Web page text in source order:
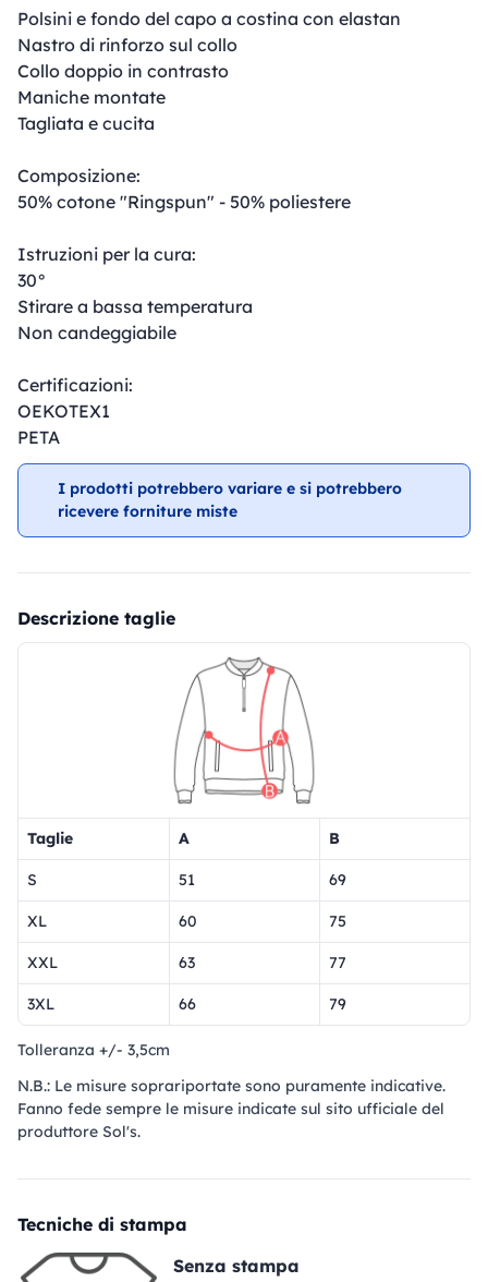
Polsini e fondo del capo a costina con elastan
Nastro di rinforzo sul collo
Collo doppio in contrasto
Maniche montate
Tagliata e cucita
Composizione:
50% cotone "Ringspun" - 50% poliestere
Istruzioni per la cura:
30°
Stirare a bassa temperatura
Non candeggiabile
Certificazioni:
OEKOTEX1
PETA
I prodotti potrebbero variare e si potrebbero
ricevere forniture miste
Descrizione taglie
Taglie A B
S 51 69
XL 60 75
XXL 63 77
3XL 66 79
Tolleranza +/- 3,5cm
N.B.: Le misure soprariportate sono puramente indicative.
Fanno fede sempre le misure indicate sul sito ufficiale del
produttore Sol's.
Tecniche di stampa
Senza stampa